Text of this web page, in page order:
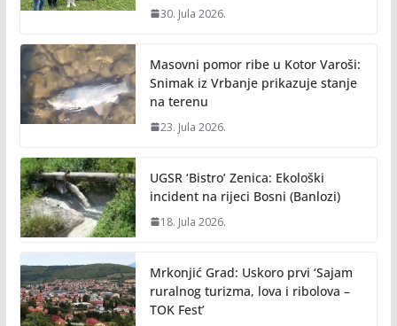
30. Jula 2026.
Masovni pomor ribe u Kotor Varoši:
Snimak iz Vrbanje prikazuje stanje
na terenu
23. Jula 2026.
UGSR ‘Bistro’ Zenica: Ekološki
incident na rijeci Bosni (Banlozi)
18. Jula 2026.
Mrkonjić Grad: Uskoro prvi ‘Sajam
ruralnog turizma, lova i ribolova –
TOK Fest’